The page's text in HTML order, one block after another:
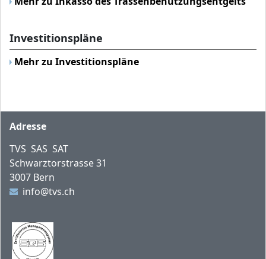
Investitionspläne
Mehr zu Investitionspläne
Fusszeile
Adresse
TVS SAS SAT
Schwarztorstrasse 31
3007 Bern
info@tvs.ch